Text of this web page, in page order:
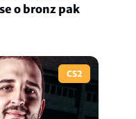
o bronz pak
CS2